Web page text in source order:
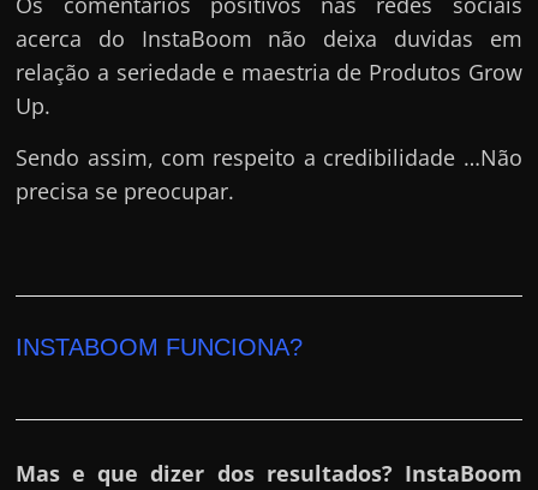
acerca do InstaBoom não deixa duvidas em
relação a seriedade e maestria de Produtos Grow
Up.
Sendo assim, com respeito a credibilidade …Não
precisa se preocupar.
INSTABOOM FUNCIONA?
Mas e que dizer dos resultados? InstaBoom